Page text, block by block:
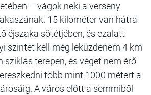
– vágok neki a verseny
15 kilométer van hátra
éjszaka sötétjében, és ezalatt
szintet kell még leküzdenem 4 km
terepen, és véget nem érő
több mint 1000 métert a
A város előtt a semmiből